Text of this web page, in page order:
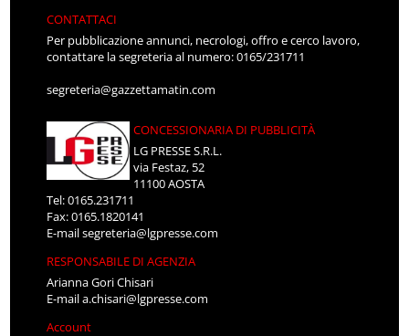
CONTATTACI
Per pubblicazione annunci, necrologi, offro e cerco lavoro,
contattare la segreteria al numero: 0165/231711
segreteria@gazzettamatin.com
CONCESSIONARIA DI PUBBLICITÀ
LG PRESSE S.R.L.
via Festaz, 52
11100 AOSTA
Tel: 0165.231711
Fax: 0165.1820141
E-mailsegreteria@lgpresse.com
RESPONSABILE DI AGENZIA
Arianna Gori Chisari
E-maila.chisari@lgpresse.com
Account